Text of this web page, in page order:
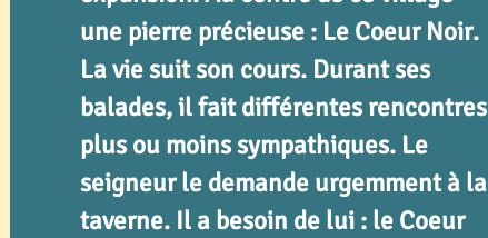
une pierre précieuse : Le Coeur Noir.
La vie suit son cours. Durant ses
balades, il fait différentes rencontres
plus ou moins sympathiques. Le
seigneur le demande urgemment à la
taverne. Il a besoin de lui : le Coeur